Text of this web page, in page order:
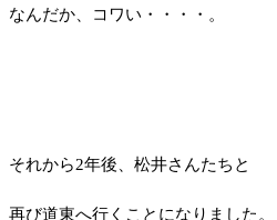
なんだか、コワい・・・・。
それから2年後、松井さんたちと
再び道東へ行くことになりました。